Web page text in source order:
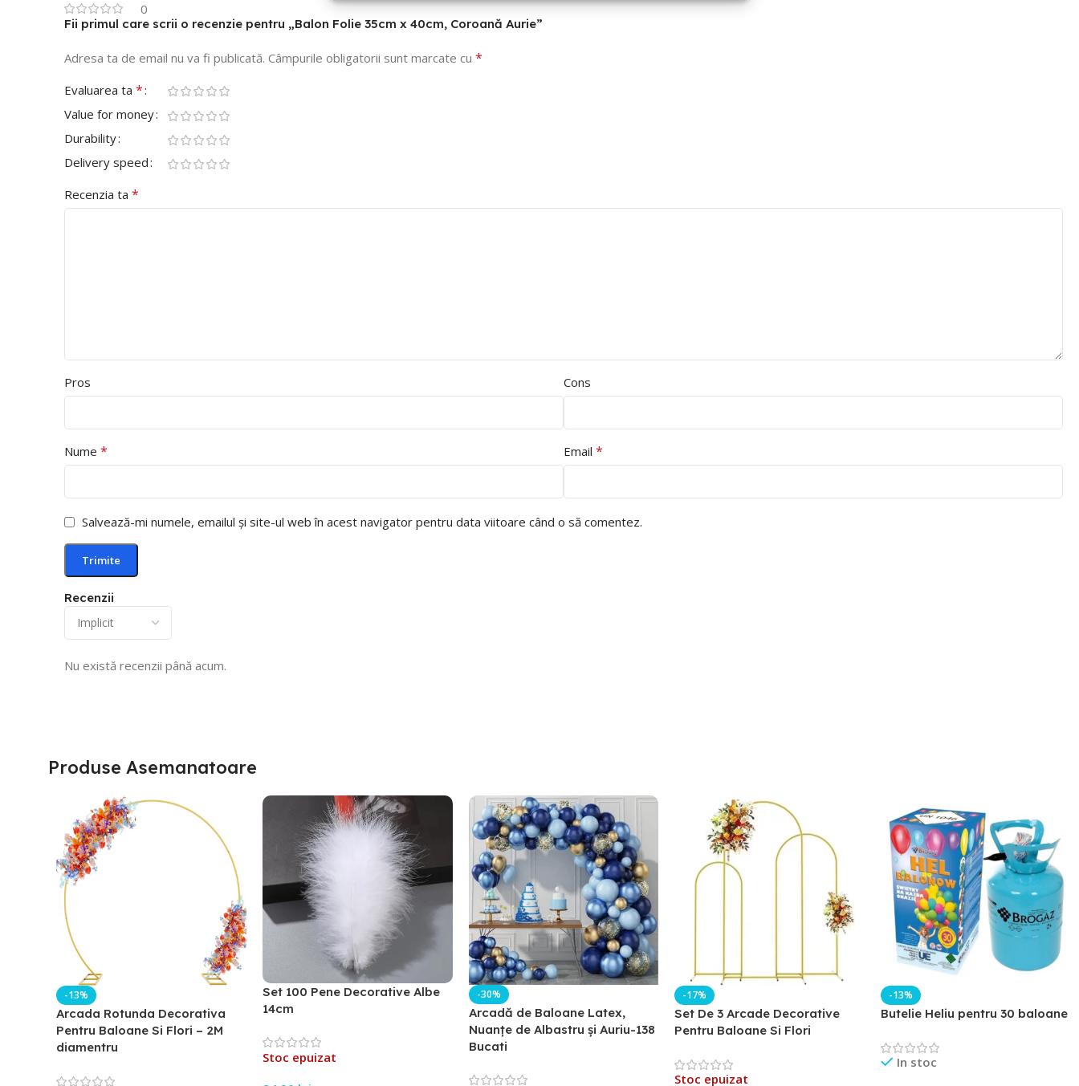
0
Recenzii
Nu există recenzii până acum.
Fii primul care scrii o recenzie pentru „Balon Folie 35cm x 40cm, Coroană Aurie”
Adresa ta de email nu va fi publicată. Câmpurile obligatorii sunt marcate cu *
Evaluarea ta *
Value for money
Durability
Delivery speed
Recenzia ta *
Pros Cons
Nume * Email *
Salvează-mi numele, emailul și site-ul web în acest navigator pentru data viitoare când o să comentez.
Produse Asemanatoare
-13%
Arcada Rotunda Decorativa
Pentru Baloane Si Flori – 2M
diamentru
Set 100 Pene Decorative Albe
14cm
Stoc epuizat
-30%
Arcadă de Baloane Latex,
Nuanțe de Albastru și Auriu-138
Bucati
-17%
Set De 3 Arcade Decorative
Pentru Baloane Si Flori
Stoc epuizat
-13%
Butelie Heliu pentru 30 baloane
In stoc